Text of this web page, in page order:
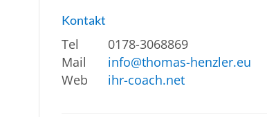
Kontakt
Tel
0178-3068869
Mail
info@thomas-henzler.eu
Web
ihr-coach.net